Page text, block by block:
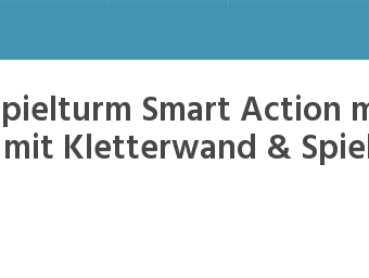
Smart Action
Kletterwand &